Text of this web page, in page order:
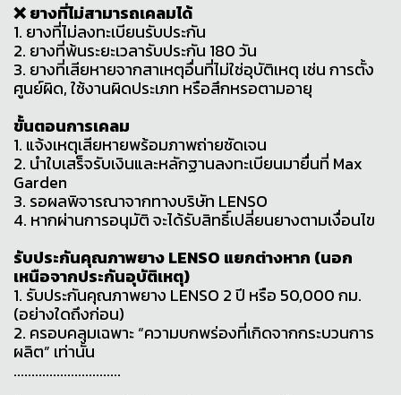
❌ ยางที่ไม่สามารถเคลมได้
1. ยางที่ไม่ลงทะเบียนรับประกัน
2. ยางที่พ้นระยะเวลารับประกัน 180 วัน
3. ยางที่เสียหายจากสาเหตุอื่นที่ไม่ใช่อุบัติเหตุ เช่น การตั้ง
ศูนย์ผิด, ใช้งานผิดประเภท หรือสึกหรอตามอายุ
ขั้นตอนการเคลม
1. แจ้งเหตุเสียหายพร้อมภาพถ่ายชัดเจน
2. นำใบเสร็จรับเงินและหลักฐานลงทะเบียนมายื่นที่ Max
Garden
3. รอผลพิจารณาจากทางบริษัท LENSO
4. หากผ่านการอนุมัติ จะได้รับสิทธิ์เปลี่ยนยางตามเงื่อนไข
รับประกันคุณภาพยาง LENSO แยกต่างหาก (นอก
เหนือจากประกันอุบัติเหตุ)
1. รับประกันคุณภาพยาง LENSO 2 ปี หรือ 50,000 กม.
(อย่างใดถึงก่อน)
2. ครอบคลุมเฉพาะ “ความบกพร่องที่เกิดจากกระบวนการ
ผลิต” เท่านั้น
..............................